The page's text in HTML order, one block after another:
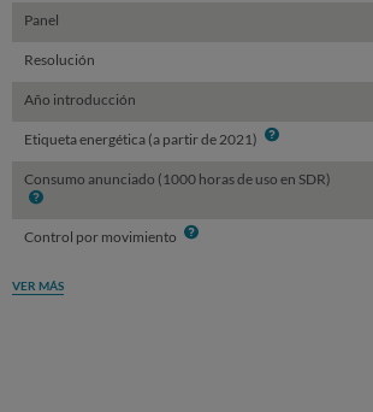
Panel
Resolución
Año introducción
Etiqueta energética (a partir de 2021) Info
Consumo anunciado (1000 horas de uso en SDR)
Info
Control por movimiento Info
VER MÁS